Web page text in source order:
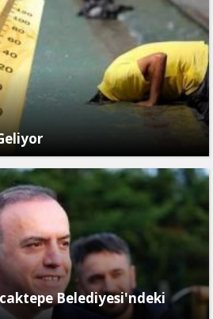
Belediyesi'ndeki